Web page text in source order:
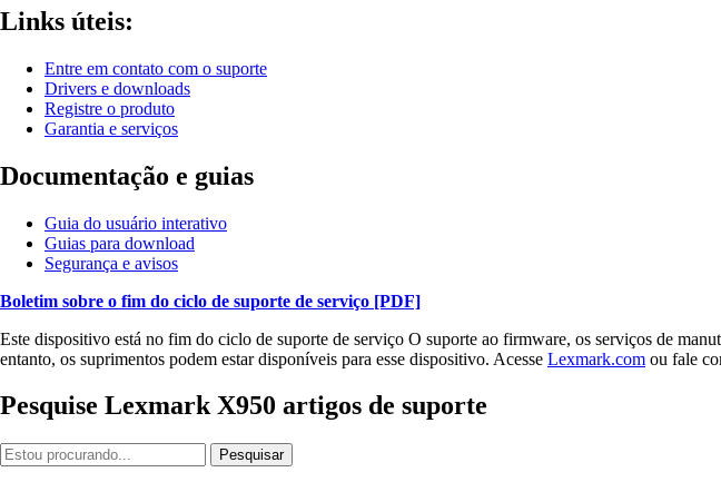
Links úteis:
Entre em contato com o suporte
Drivers e downloads
Registre o produto
Garantia e serviços
Documentação e guias
Guia do usuário interativo
Guias para download
Segurança e avisos
Boletim sobre o fim do ciclo de suporte de serviço [PDF]
Este dispositivo está no fim do ciclo de suporte de serviço O suporte ao firmware, os serviços de
entanto, os suprimentos podem estar disponíveis para esse dispositivo. Acesse Lexmark.com ou fale
Pesquise Lexmark X950 artigos de suporte
Pesquisar